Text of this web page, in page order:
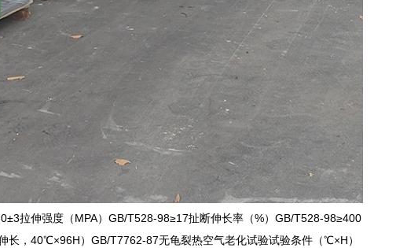
拉伸强度（MPA）GB/T528-98≥17扯断伸长率（%）GB/T528-98≥400
，40℃×96H）GB/T7762-87无龟裂热空气老化试验试验条件（℃×H）